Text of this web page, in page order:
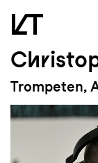
Zum
Zum Footer
Trompeten,